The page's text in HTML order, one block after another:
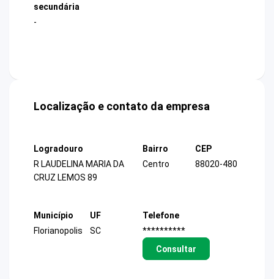
secundária
-
Localização e contato da empresa
Logradouro
R LAUDELINA MARIA DA
CRUZ LEMOS 89
Bairro
Centro
CEP
88020-480
Município
Florianopolis
UF
SC
Telefone
**********
Consultar